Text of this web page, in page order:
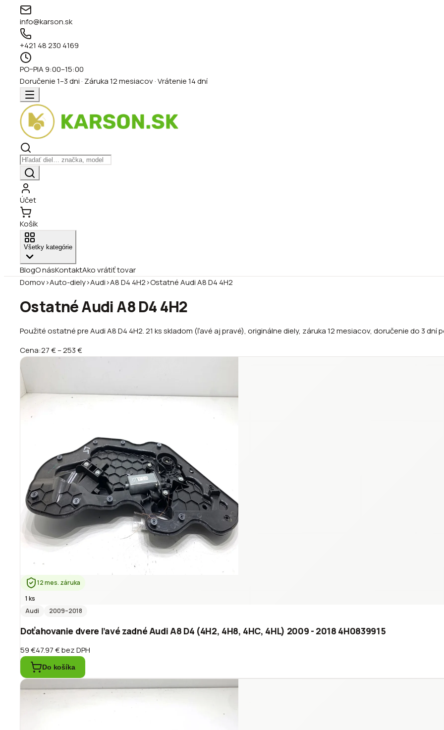
info@karson.sk
+421 48 230 4169
PO–PIA 9:00–15:00
Doručenie 1–3 dni · Záruka 12 mesiacov · Vrátenie 14 dní
Účet
Košík
Všetky kategórie
BlogO násKontaktAko vrátiť tovar
Domov›Auto-diely›Audi›A8 D4 4H2›Ostatné Audi A8 D4 4H2
Ostatné Audi A8 D4 4H2
Použité ostatné pre Audi A8 D4 4H2. 21 ks skladom (ľavé aj pravé), originálne diely, záruka 12 mesiacov, doručenie do 3 dní
Cena:27 €–253 €
12 mes. záruka
1 ks
Audi
2009–2018
Doťahovanie dvere ľavé zadné Audi A8 D4 (4H2, 4H8, 4HC, 4HL) 2009 - 2018 4H0839915
59 €47.97 €bez DPH
Do košíka